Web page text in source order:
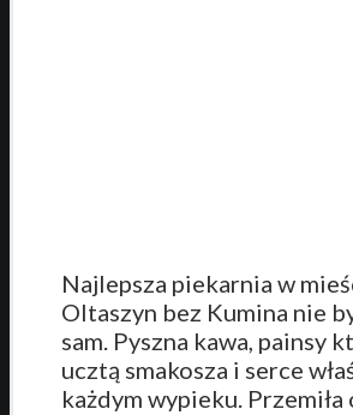
Najlepsza piekarnia w
Oltaszyn bez Kumina nie
sam. Pyszna kawa, painsy
ucztą smakosza i serce
każdym wypieku. Przemiła